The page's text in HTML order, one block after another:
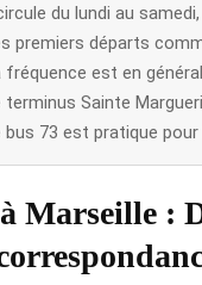
du lundi au
premiers départs
fréquence est en
terminus Sainte
bus 73 est pratique
Marseille :